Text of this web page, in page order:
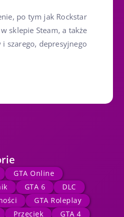
po tym jak Rockstar
sklepie Steam, a także
szarego, depresyjnego
GTA Online
GTA 6
DLC
GTA Roleplay
Przeciek GTA 4